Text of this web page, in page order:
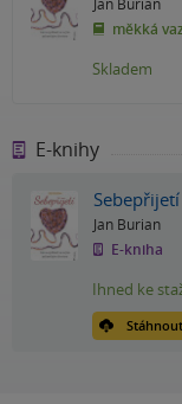
Jan Burian
měkká
Skladem
E-knihy
Sebepřijetí
Jan Burian
E-kniha
Ihned ke